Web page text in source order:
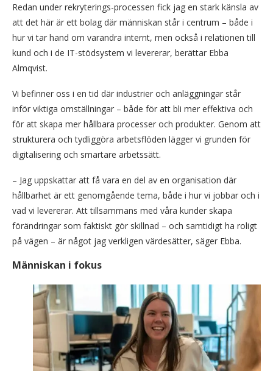
Redan under rekryterings-processen fick jag en stark känsla av
att det här är ett bolag där människan står i centrum – både i
hur vi tar hand om varandra internt, men också i relationen till
kund och i de IT-stödsystem vi levererar, berättar Ebba
Almqvist.
Vi befinner oss i en tid där industrier och anläggningar står
inför viktiga omställningar – både för att bli mer effektiva och
för att skapa mer hållbara processer och produkter. Genom att
strukturera och tydliggöra arbetsflöden lägger vi grunden för
digitalisering och smartare arbetssätt.
– Jag uppskattar att få vara en del av en organisation där
hållbarhet är ett genomgående tema, både i hur vi jobbar och i
vad vi levererar. Att tillsammans med våra kunder skapa
förändringar som faktiskt gör skillnad – och samtidigt ha roligt
på vägen – är något jag verkligen värdesätter, säger Ebba.
Människan i fokus